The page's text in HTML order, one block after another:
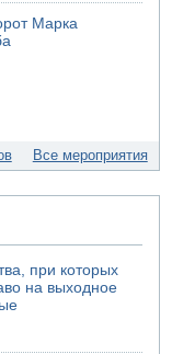
танкеру
Марка
Все мероприятия
при которых
на выходное